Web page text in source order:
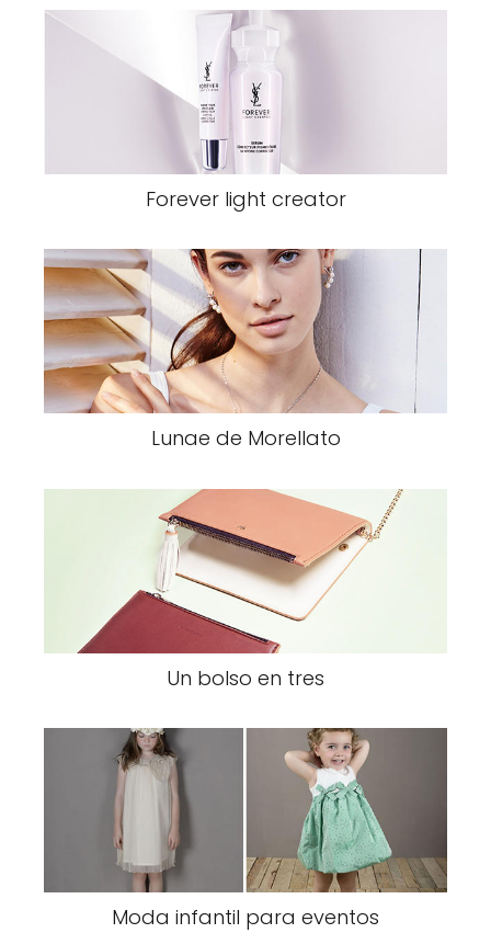
Forever light creator
Lunae de Morellato
Un bolso en tres
Moda infantil para eventos